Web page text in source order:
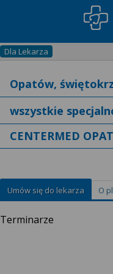
Dla Lekarza
CENTERMED
Umów się do lekarza O
Terminarze